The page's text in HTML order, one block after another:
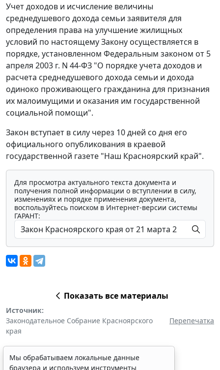
Учет доходов и исчисление величины
среднедушевого дохода семьи заявителя для
определения права на улучшение жилищных
условий по настоящему Закону осуществляется в
порядке, установленном Федеральным законом от 5
апреля 2003 г. N 44-ФЗ "О порядке учета доходов и
расчета среднедушевого дохода семьи и дохода
одиноко проживающего гражданина для признания
их малоимущими и оказания им государственной
социальной помощи".
Закон вступает в силу через 10 дней со дня его
официального опубликования в краевой
государственной газете "Наш Красноярский край".
Для просмотра актуального текста документа и
получения полной информации о вступлении в силу,
изменениях и порядке применения документа,
воспользуйтесь поиском в Интернет-версии системы
ГАРАНТ:
Показать все материалы
Источник:
Законодательное Собрание Красноярского
края
Перепечатка
Мы обрабатываем локальные данные
браузера и используем инструменты